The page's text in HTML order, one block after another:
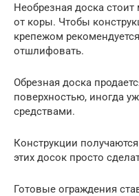
Необрезная доска
от коры. Чтобы
крепежом
отшлифовать.
Обрезная доска
поверхностью, иногда
средствами.
Конструкции
этих досок просто
Готовые ограждения